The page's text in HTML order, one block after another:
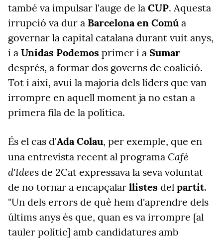
també va impulsar l'auge de la CUP. Aquesta
irrupció va dur a Barcelona en Comú a
governar la capital catalana durant vuit anys,
i a Unidas Podemos primer i a Sumar
després, a formar dos governs de coalició.
Tot i així, avui la majoria dels líders que van
irrompre en aquell moment ja no estan a
primera fila de la política.
És el cas d'Ada Colau, per exemple, que en
una entrevista recent al programa Cafè
d'Idees de 2Cat expressava la seva voluntat
de no tornar a encapçalar llistes del partit.
"Un dels errors de què hem d'aprendre dels
últims anys és que, quan es va irrompre [al
tauler polític] amb candidatures amb